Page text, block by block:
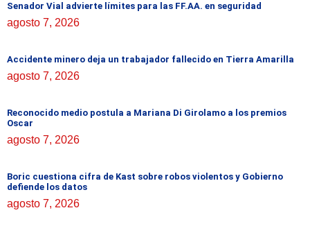
Senador Vial advierte límites para las FF.AA. en seguridad
agosto 7, 2026
Accidente minero deja un trabajador fallecido en Tierra Amarilla
agosto 7, 2026
Reconocido medio postula a Mariana Di Girolamo a los premios
Oscar
agosto 7, 2026
Boric cuestiona cifra de Kast sobre robos violentos y Gobierno
defiende los datos
agosto 7, 2026